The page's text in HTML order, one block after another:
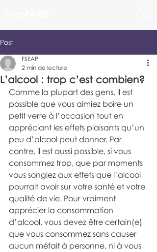
Post
L’alcool : trop c’est combien?
FSEAP
2 min de lecture
Comme la plupart des gens, il est
possible que vous aimiez boire un
petit verre à l’occasion tout en
appréciant les effets plaisants qu’un
peu d’alcool peut donner. Par
contre, il est aussi possible, si vous
consommez trop, que par moments
vous songiez aux effets que l’alcool
pourrait avoir sur votre santé et votre
qualité de vie. Pour vraiment
apprécier la consommation
d’alcool, vous devez être certain(e)
que vous consommez sans causer
aucun méfait à personne, ni à vous